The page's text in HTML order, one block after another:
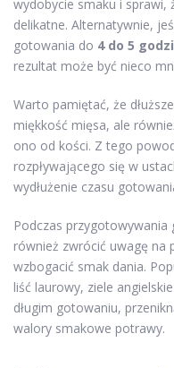
wydobycie smaku i
delikatne. Alternatywnie,
gotowania do 4 do 5
rezultat może być nieco
Warto pamiętać, że
miękkość mięsa, ale
ono od kości. Z tego
rozpływającego się w
wydłużenie czasu
Podczas
również zwrócić uwagę na
wzbogacić smak dania.
liść laurowy, ziele
długim gotowaniu,
walory smakowe potrawy.